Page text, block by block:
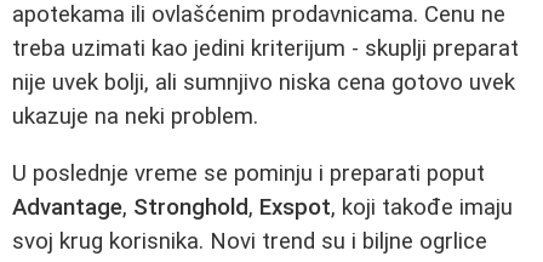
apotekama ili ovlašćenim prodavnicama. Cenu ne
treba uzimati kao jedini kriterijum - skuplji preparat
nije uvek bolji, ali sumnjivo niska cena gotovo uvek
ukazuje na neki problem.
U poslednje vreme se pominju i preparati poput
Advantage, Stronghold, Exspot, koji takođe imaju
svoj krug korisnika. Novi trend su i biljne ogrlice